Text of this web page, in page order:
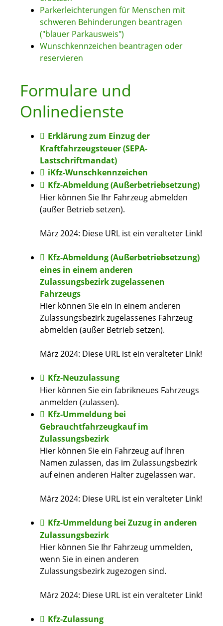
Parkerleichterungen für Menschen mit
schweren Behinderungen beantragen
("blauer Parkausweis")
Wunschkennzeichen beantragen oder
reservieren
Formulare und
Onlinedienste
Erklärung zum Einzug der
Kraftfahrzeugsteuer (SEPA-
Lastschriftmandat)
iKfz-Wunschkennzeichen
Kfz-Abmeldung (Außerbetriebsetzung)
Hier können Sie Ihr Fahrzeug abmelden
(außer Betrieb setzen).
März 2024: Diese URL ist ein veralteter Link!
Kfz-Abmeldung (Außerbetriebsetzung)
eines in einem anderen
Zulassungsbezirk zugelassenen
Fahrzeugs
Hier können Sie ein in einem anderen
Zulassungsbezirk zugelassenes Fahrzeug
abmelden (außer Betrieb setzen).
März 2024: Diese URL ist ein veralteter Link!
Kfz-Neuzulassung
Hier können Sie ein fabrikneues Fahrzeugs
anmelden (zulassen).
Kfz-Ummeldung bei
Gebrauchtfahrzeugkauf im
Zulassungsbezirk
Hier können Sie ein Fahrzeug auf Ihren
Namen zulassen, das im Zulassungsbezirk
auf einen anderen Halter zugelassen war.
März 2024: Diese URL ist ein veralteter Link!
Kfz-Ummeldung bei Zuzug in anderen
Zulassungsbezirk
Hier können Sie Ihr Fahrzeug ummelden,
wenn Sie in einen anderen
Zulassungsbezirk zugezogen sind.
März 2024: Diese URL ist ein veralteter Link!
Kfz-Zulassung